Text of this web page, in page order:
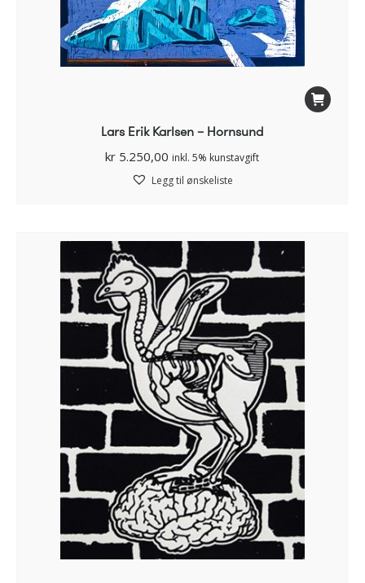
Lars Erik Karlsen – Hornsund
kr 5.250,00 inkl. 5% kunstavgift
Legg til ønskeliste